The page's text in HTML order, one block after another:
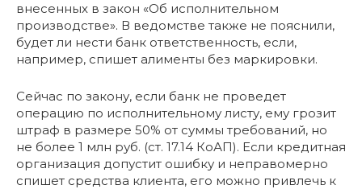
внесенных в закон «Об исполнительном
производстве». В ведомстве также не пояснили,
будет ли нести банк ответственность, если,
например, спишет алименты без маркировки.
Сейчас по закону, если банк не проведет
операцию по исполнительному листу, ему грозит
штраф в размере 50% от суммы требований, но
не более 1 млн руб. (ст. 17.14 КоАП). Если кредитная
организация допустит ошибку и неправомерно
спишет средства клиента, его можно привлечь к